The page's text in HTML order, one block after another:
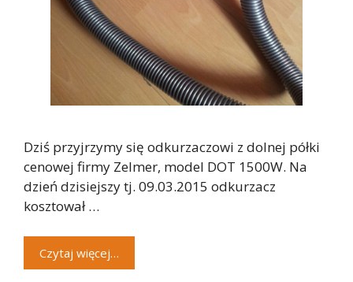
Dziś przyjrzymy się odkurzaczowi z dolnej półki
cenowej firmy Zelmer, model DOT 1500W. Na
dzień dzisiejszy tj. 09.03.2015 odkurzacz
kosztował …
Czytaj więcej…